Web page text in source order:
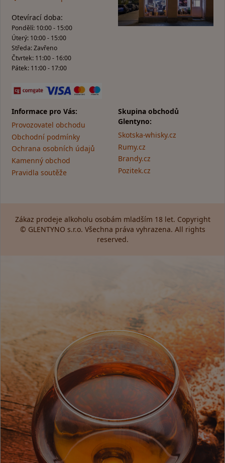
Informace pro Vás:
Provozovatel obchodu
Obchodní podmínky
Ochrana osobních údajů
Kamenný obchod
Pravidla soutěže
Skupina obchodů
Glentyno:
Skotska-whisky.cz
Rumy.cz
Brandy.cz
Pozitek.cz
Otevírací doba:
Pondělí: 10:00 - 15:00
Úterý: 10:00 - 15:00
Středa: Zavřeno
Čtvrtek: 11:00 - 16:00
Pátek: 11:00 - 17:00
Zákaz prodeje alkoholu osobám mladším 18 let. Copyright
© GLENTYNO s.r.o. Všechna práva vyhrazena. All rights
reserved.